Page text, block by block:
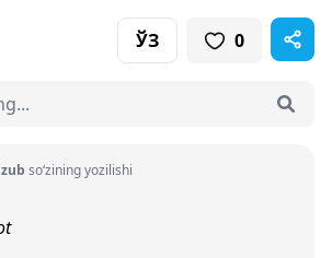
ЎЗ 0
so‘zining yozilishi